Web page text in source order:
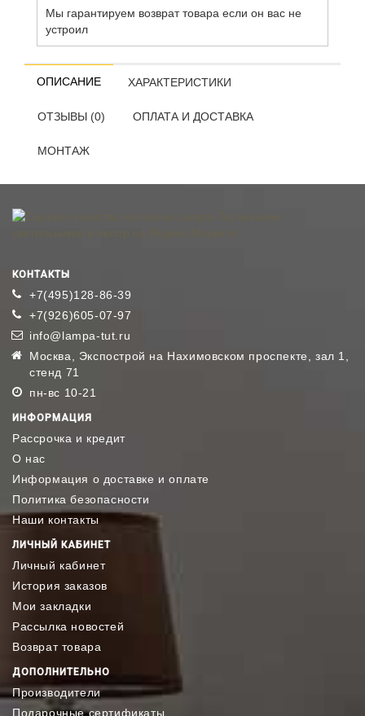
Мы гарантируем возврат товара если он вас не
устроил
ОПИСАНИЕ ХАРАКТЕРИСТИКИ
ОТЗЫВЫ (0) ОПЛАТА И ДОСТАВКА
МОНТАЖ
КОНТАКТЫ
+7(495)128-86-39
+7(926)605-07-97
info@lampa-tut.ru
Москва, Экспострой на Нахимовском проспекте, зал 1,
стенд 71
пн-вс 10-21
ИНФОРМАЦИЯ
Рассрочка и кредит
О нас
Информация о доставке и оплате
Политика безопасности
Наши контакты
ЛИЧНЫЙ КАБИНЕТ
Личный кабинет
История заказов
Мои закладки
Рассылка новостей
Возврат товара
ДОПОЛНИТЕЛЬНО
Производители
Подарочные сертификаты